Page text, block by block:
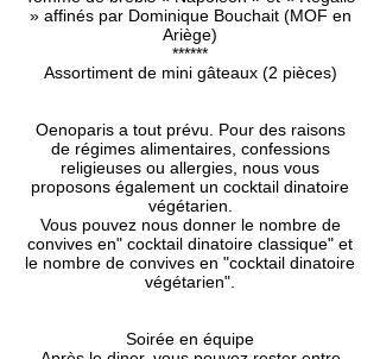
» affinés par Dominique Bouchait (MOF en
Ariège)
******
Assortiment de mini gâteaux (2 pièces)
Oenoparis a tout prévu. Pour des raisons
de régimes alimentaires, confessions
religieuses ou allergies, nous vous
proposons également un cocktail dinatoire
végétarien.
Vous pouvez nous donner le nombre de
convives en" cocktail dinatoire classique" et
le nombre de convives en "cocktail dinatoire
végétarien".
Soirée en équipe